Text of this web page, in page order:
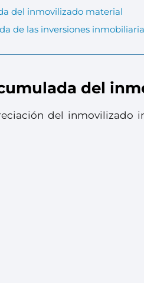
del inmovilizado material
de las inversiones
del
del inmovilizado